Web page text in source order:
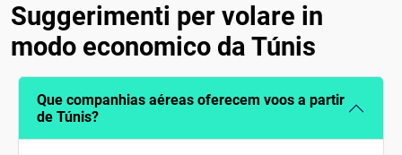
Suggerimenti per volare in
modo economico da Túnis
Que companhias aéreas oferecem voos a partir
de Túnis?